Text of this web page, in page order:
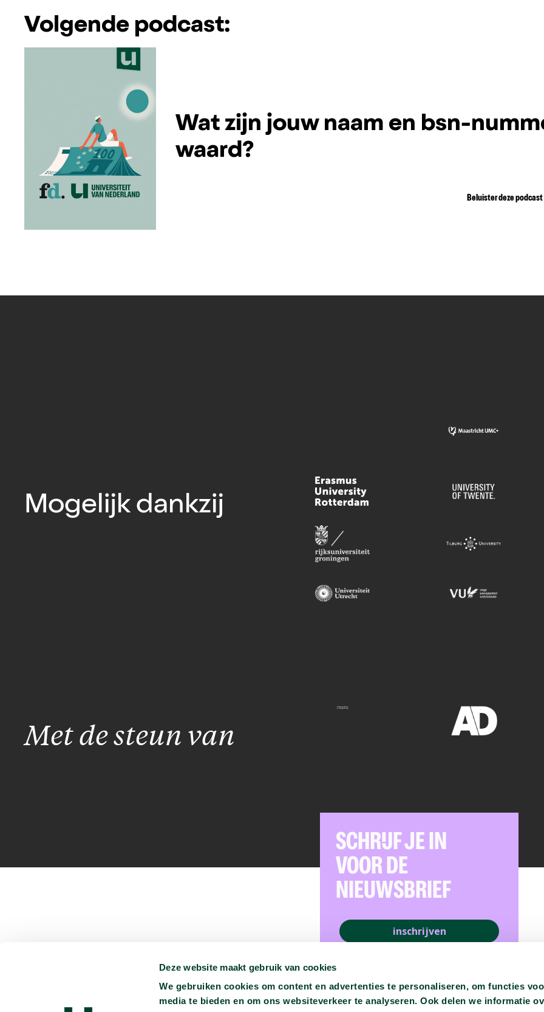
Deze website maakt gebruik van cookies
We gebruiken cookies om content en advertenties te personaliseren, om functies
media te bieden en om ons websiteverkeer te analyseren. Ook delen we informatie
Volgende podcast:
Wat zijn jouw naam en bsn-
waard?
Beluister deze podcast
Mogelijk dankzij
Met de steun van
Je kunt ons vinden op:
Ondertiteling Vacatures
SCHRIJF JE IN
VOOR DE
NIEUWSBRIEF
inschrijven